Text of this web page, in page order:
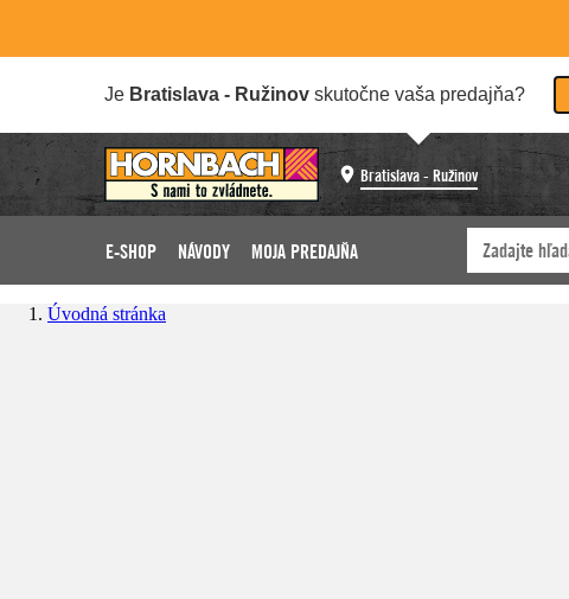
Je Bratislava - Ružinov skutočne vaša predajňa?
Bratislava - Ružinov
E-SHOP NÁVODY MOJA PREDAJŇA
Úvodná stránka